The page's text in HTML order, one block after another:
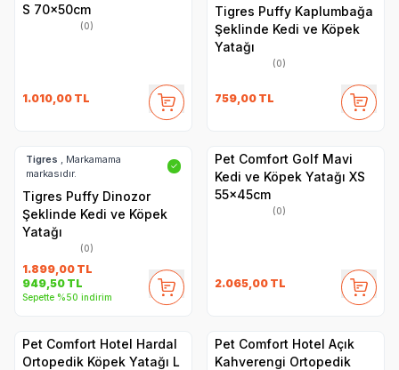
S 70x50cm
(0)
1.010,00 TL
Tigres Puffy Kaplumbağa
Şeklinde Kedi ve Köpek
Yatağı
(0)
759,00 TL
Tigres
, Markamama
markasıdır.
✓
Tigres Puffy Dinozor
Şeklinde Kedi ve Köpek
Yatağı
(0)
1.899,00 TL
949,50 TL
Sepette %50 indirim
Pet Comfort Golf Mavi
Kedi ve Köpek Yatağı XS
55x45cm
(0)
2.065,00 TL
Pet Comfort Hotel Hardal
Ortopedik Köpek Yatağı L
Pet Comfort Hotel Açık
Kahverengi Ortopedik